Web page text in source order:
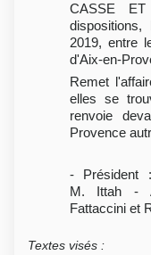
CASSE
2019, entre
d'Aix-en-
Remet
elles se
renvoie
Provence
- Président
M. Ittah -
Fattaccini et
Textes visés :